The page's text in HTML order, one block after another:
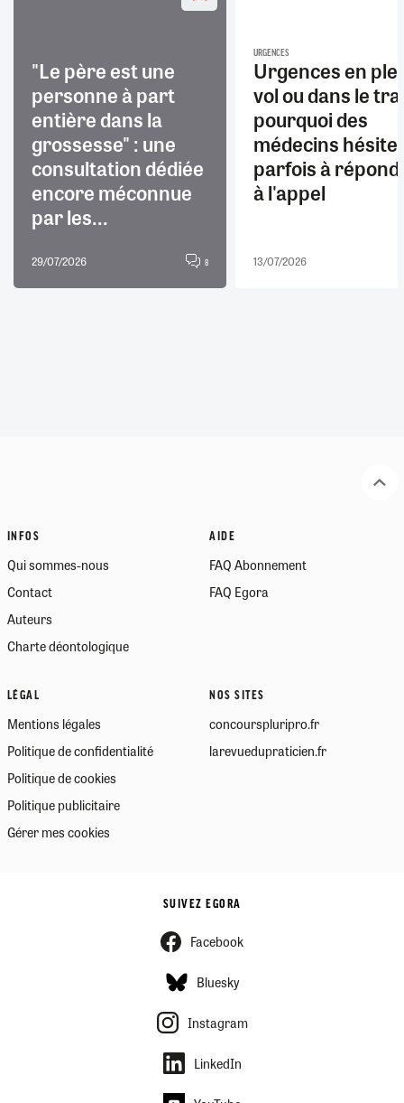
"Le père est une
personne à part
entière dans la
grossesse" : une
consultation dédiée
encore méconnue
par les...
29/07/2026 8
URGENCES
Urgences en
vol ou dans le
pourquoi des
médecins
parfois à
à l'appel
13/07/2026
INFOS
Qui sommes-nous
Contact
Auteurs
Charte déontologique
AIDE
FAQ Abonnement
FAQ Egora
LÉGAL
Mentions légales
Politique de confidentialité
Politique de cookies
Politique publicitaire
Gérer mes cookies
NOS SITES
concourspluripro.fr
larevuedupraticien.fr
SUIVEZ EGORA
Facebook
Bluesky
Instagram
LinkedIn